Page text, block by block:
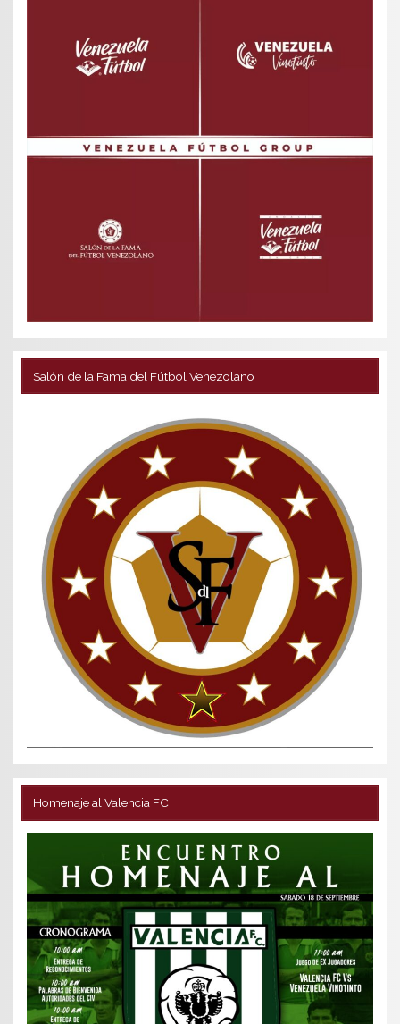
Salón de la Fama del Fútbol Venezolano
Homenaje al Valencia FC